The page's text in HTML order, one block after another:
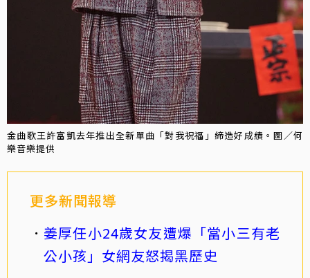
金曲歌王許富凱去年推出全新單曲「對我祝福」締造好成績。圖／何
樂音樂提供
更多新聞報導
姜厚任小24歲女友遭爆「當小三有老
公小孩」女網友怒揭黑歷史